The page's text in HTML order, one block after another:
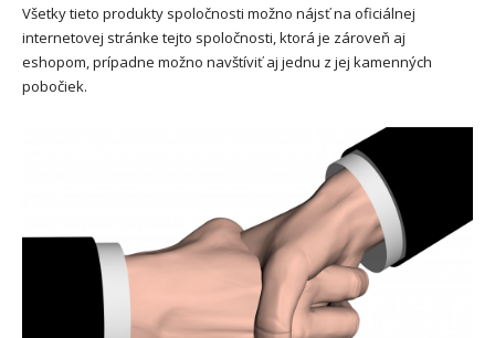
Všetky tieto produkty spoločnosti možno nájsť na oficiálnej
internetovej stránke tejto spoločnosti, ktorá je zároveň aj
eshopom, prípadne možno navštíviť aj jednu z jej kamenných
pobočiek.